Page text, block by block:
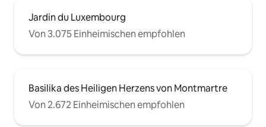
Jardin du Luxembourg
Von 3.075 Einheimischen empfohlen
Basilika des Heiligen Herzens von Montmartre
Von 2.672 Einheimischen empfohlen